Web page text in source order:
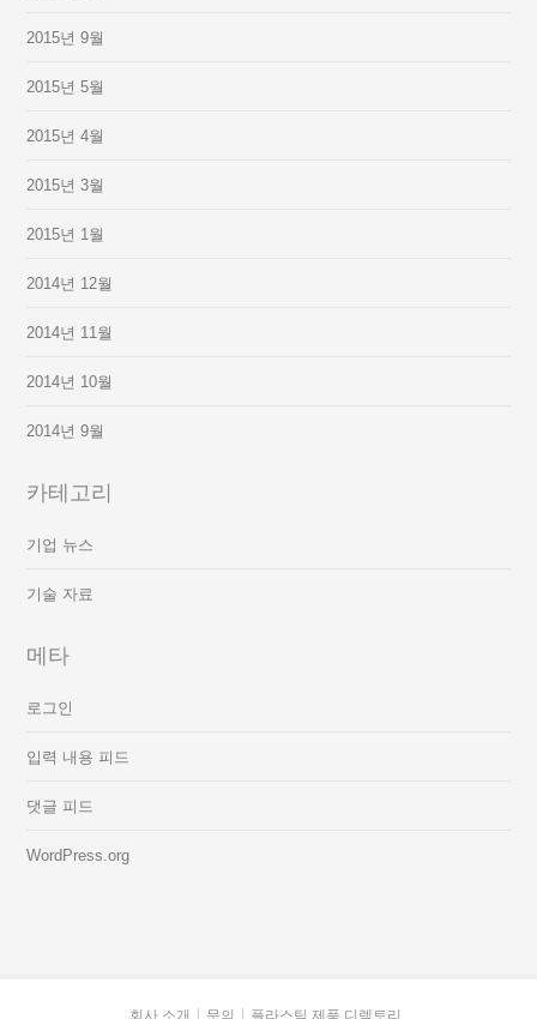
2015년 9월
2015년 5월
2015년 4월
2015년 3월
2015년 1월
2014년 12월
2014년 11월
2014년 10월
2014년 9월
카테고리
기업 뉴스
기술 자료
메타
로그인
입력 내용 피드
댓글 피드
WordPress.org